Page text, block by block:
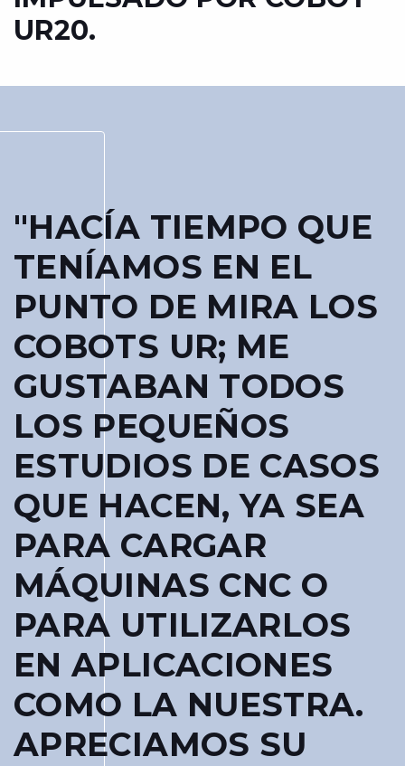
UR20.
"HACÍA TIEMPO QUE
TENÍAMOS EN EL
PUNTO DE MIRA LOS
COBOTS UR; ME
GUSTABAN TODOS
LOS PEQUEÑOS
ESTUDIOS DE CASOS
QUE HACEN, YA SEA
PARA CARGAR
MÁQUINAS CNC O
PARA UTILIZARLOS
EN APLICACIONES
COMO LA NUESTRA.
APRECIAMOS SU